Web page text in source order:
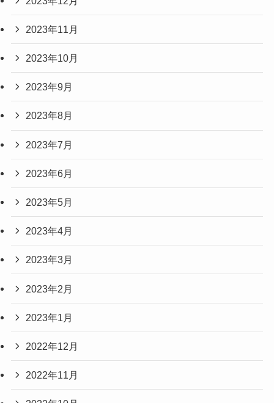
2023年11月
2023年10月
2023年9月
2023年8月
2023年7月
2023年6月
2023年5月
2023年4月
2023年3月
2023年2月
2023年1月
2022年12月
2022年11月